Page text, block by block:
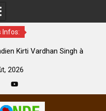
Infos:
Kirti Vardhan Singh à
2026